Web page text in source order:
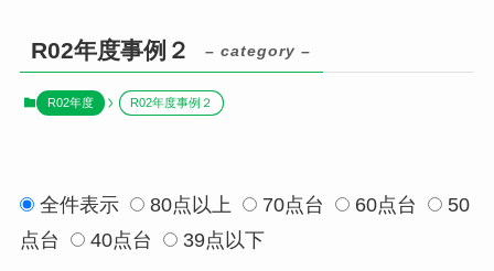
R02年度事例２ – category –
R02年度 R02年度事例２
全件表示 80点以上 70点台 60点台
50
点台
40点台 39点以下